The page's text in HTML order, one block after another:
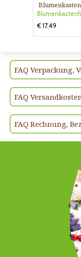
€ 17,49
FAQ Verpackung,
FAQ
FAQ Rechnung,